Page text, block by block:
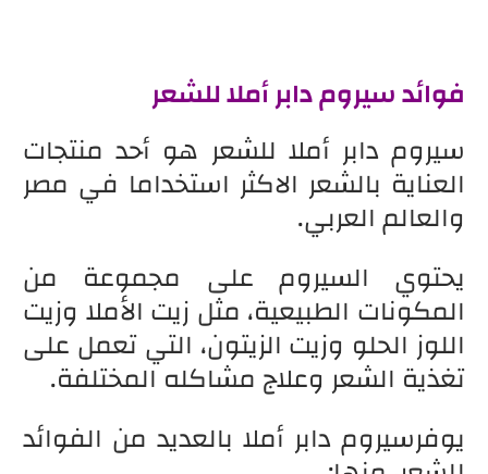
فوائد سيروم دابر أملا للشعر
سيروم دابر أملا للشعر هو أحد منتجات
العناية بالشعر الاكثر استخداما في مصر
والعالم العربي.
يحتوي السيروم على مجموعة من
المكونات الطبيعية، مثل زيت الأملا وزيت
اللوز الحلو وزيت الزيتون، التي تعمل على
تغذية الشعر وعلاج مشاكله المختلفة.
يوفرسيروم دابر أملا بالعديد من الفوائد